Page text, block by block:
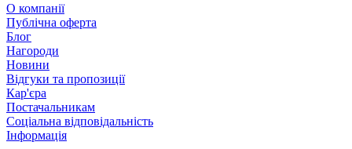
О компанії
Публічна оферта
Блог
Нагороди
Новини
Відгуки та пропозиції
Кар'єра
Постачальникам
Соціальна відповідальність
Інформація